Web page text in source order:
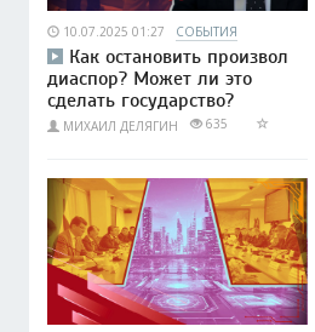
10.07.2025 01:27 СОБЫТИЯ
Как остановить произвол
диаспор? Может ли это
сделать государство?
МИХАИЛ ДЕЛЯГИН 635